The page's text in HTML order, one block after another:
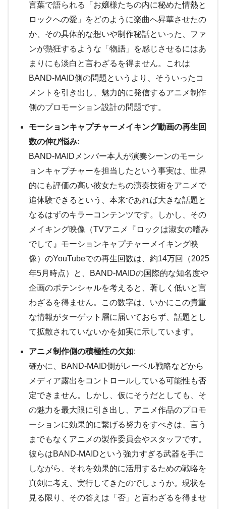
言葉で語られる「お嬢様たちの内に秘めた情熱と
ロックへの愛」をどのように楽曲へ昇華させたの
か、その具体的な想いや制作秘話といった、ファ
ンが熱狂するような「物語」を感じさせるにはあ
まりにも淡白と言わざるを得ません。これは
BAND-MAID側の問題というより、そういったコ
メントを引き出し、魅力的に発信するアニメ制作
側のプロモーション設計の問題です。
モーションキャプチャーメイキング動画の再生回
数の伸び悩み:
BAND-MAIDメンバー本人が演奏シーンのモーシ
ョンキャプチャーを担当したという事実は、世界
的にも評価の高い彼女たちの演奏技術をアニメで
追体験できるという、本来であれば大きな話題と
なるはずのキラーコンテンツです。しかし、その
メイキング映像（TVアニメ『ロックは淑女の嗜み
でして』モーションキャプチャーメイキング映
像）のYouTubeでの再生回数は、約14万回（2025
年5月時点）と、BAND-MAIDの国際的な知名度や
企画のポテンシャルを考えると、著しく低いと言
わざるを得ません。この数字は、いかにこの貴重
な情報がターゲット層に届いておらず、話題とし
て拡散されていないかを如実に示しています。
アニメ制作側の積極性の欠如:
確かに、BAND-MAID側がレーベル戦略などから
メディア露出をコントロールしている可能性も否
定できません。しかし、仮にそうだとしても、そ
の魅力を最大限に引き出し、アニメ作品のプロモ
ーションに効果的に繋げる努力をすべきは、言う
までもなくアニメの製作委員会やスタッフです。
彼らはBAND-MAIDという強力すぎる武器を手に
しながら、それを効果的に活用するための戦略を
真剣に考え、実行してきたのでしょうか。現状を
見る限り、その答えは「否」と言わざるを得ませ